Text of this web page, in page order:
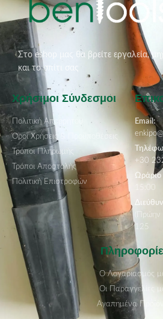
Στο eshop μας θα βρείτε εργαλεία,
και το σπίτι σας
Χρήσιμοι Σύνδεσμοι
Πολιτική Απορρήτου
Όροι Χρήσεις & Προϋποθέσεις
Τρόποι Πληρωμής
Τρόποι Αποστολής
Πολιτική Επιστροφών
Email:
+30
Ωράριο
15:00
125
Ο Λογαριασμός
Οι Παραγγελίες
Αγαπημένα